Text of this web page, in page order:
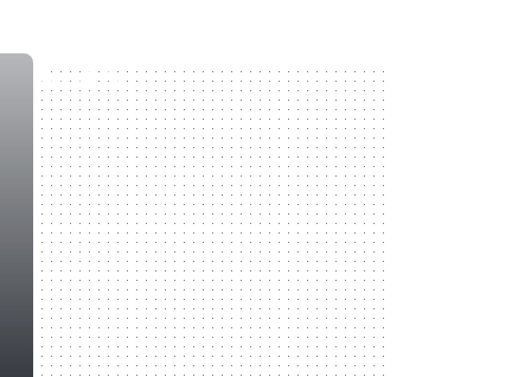
300 x 600